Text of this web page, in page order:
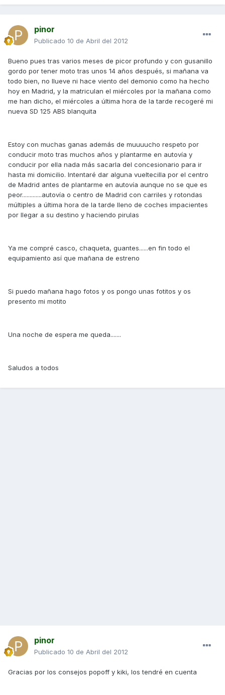
pinor
Publicado 10 de Abril del 2012
Bueno pues tras varios meses de picor profundo y con gusanillo
gordo por tener moto tras unos 14 años después, si mañana va
todo bien, no llueve ni hace viento del demonio como ha hecho
hoy en Madrid, y la matriculan el miércoles por la mañana como
me han dicho, el miércoles a última hora de la tarde recogeré mi
nueva SD 125 ABS blanquita
Estoy con muchas ganas además de muuuucho respeto por
conducir moto tras muchos años y plantarme en autovía y
conducir por ella nada más sacarla del concesionario para ir
hasta mi domicilio. Intentaré dar alguna vueltecilla por el centro
de Madrid antes de plantarme en autovía aunque no se que es
peor.............autovía o centro de Madrid con carriles y rotondas
múltiples a última hora de la tarde lleno de coches impacientes
por llegar a su destino y haciendo pirulas
Ya me compré casco, chaqueta, guantes......en fin todo el
equipamiento así que mañana de estreno
Si puedo mañana hago fotos y os pongo unas fotitos y os
presento mi motito
Una noche de espera me queda.......
Saludos a todos
pinor
Publicado 10 de Abril del 2012
Gracias por los consejos popoff y kiki, los tendré en cuenta